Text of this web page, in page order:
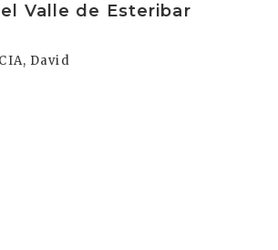
Valle de Esteribar
David